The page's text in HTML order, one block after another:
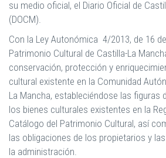
su medio oficial, el Diario Oficial de
(DOCM).
Con la Ley Autonómica 4/2013, de 16
Patrimonio Cultural de Castilla-La
conservación, protección y
cultural existente en la Comunidad
La Mancha, estableciéndose las figuras
los bienes culturales existentes en la
Catálogo del Patrimonio Cultural, así
las obligaciones de los propietarios y
la administración.